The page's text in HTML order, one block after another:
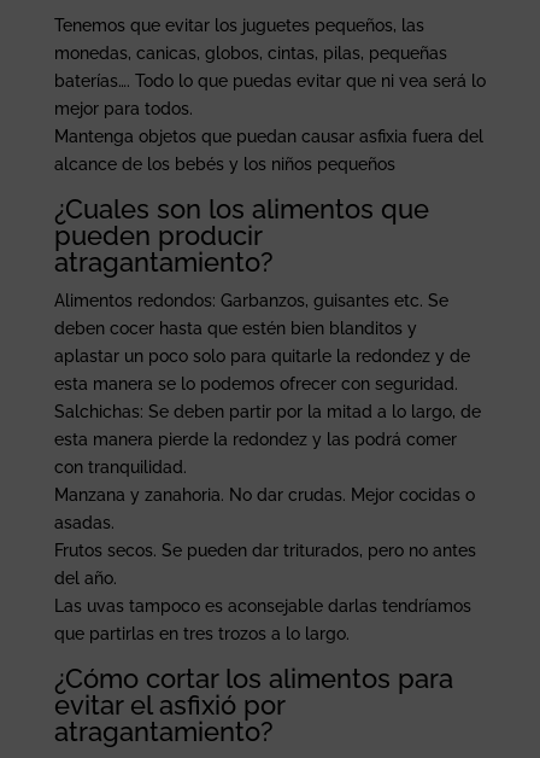
Tenemos que evitar los juguetes pequeños, las
monedas, canicas, globos, cintas, pilas, pequeñas
baterías…. Todo lo que puedas evitar que ni vea será lo
mejor para todos.
Mantenga objetos que puedan causar asfixia fuera del
alcance de los bebés y los niños pequeños
¿Cuales son los alimentos que
pueden producir
atragantamiento?
Alimentos redondos: Garbanzos, guisantes etc. Se
deben cocer hasta que estén bien blanditos y
aplastar un poco solo para quitarle la redondez y de
esta manera se lo podemos ofrecer con seguridad.
Salchichas: Se deben partir por la mitad a lo largo, de
esta manera pierde la redondez y las podrá comer
con tranquilidad.
Manzana y zanahoria. No dar crudas. Mejor cocidas o
asadas.
Frutos secos. Se pueden dar triturados, pero no antes
del año.
Las uvas tampoco es aconsejable darlas tendríamos
que partirlas en tres trozos a lo largo.
¿Cómo cortar los alimentos para
evitar el asfixió por
atragantamiento?